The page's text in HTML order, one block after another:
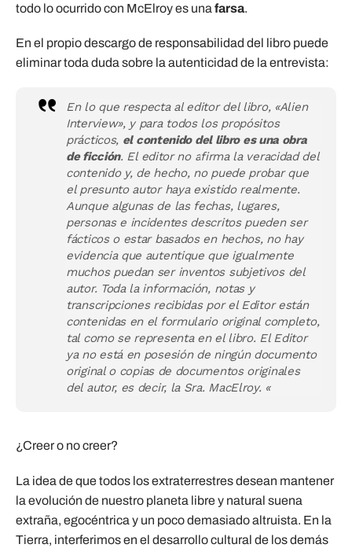
todo lo ocurrido con McElroy es una farsa.
En el propio descargo de responsabilidad del libro puede
eliminar toda duda sobre la autenticidad de la entrevista:
En lo que respecta al editor del libro, «Alien
Interview», y para todos los propósitos
prácticos, el contenido del libro es una obra
de ficción. El editor no afirma la veracidad del
contenido y, de hecho, no puede probar que
el presunto autor haya existido realmente.
Aunque algunas de las fechas, lugares,
personas e incidentes descritos pueden ser
fácticos o estar basados en hechos, no hay
evidencia que autentique que igualmente
muchos puedan ser inventos subjetivos del
autor. Toda la información, notas y
transcripciones recibidas por el Editor están
contenidas en el formulario original completo,
tal como se representa en el libro. El Editor
ya no está en posesión de ningún documento
original o copias de documentos originales
del autor, es decir, la Sra. MacElroy. «
¿Creer o no creer?
La idea de que todos los extraterrestres desean mantener
la evolución de nuestro planeta libre y natural suena
extraña, egocéntrica y un poco demasiado altruista. En la
Tierra, interferimos en el desarrollo cultural de los demás